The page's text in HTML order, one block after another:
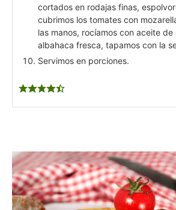
cortados en rodajas finas,
cubrimos los tomates con
las manos, rocíamos con aceite
albahaca fresca, tapamos con la
Servimos en porciones.